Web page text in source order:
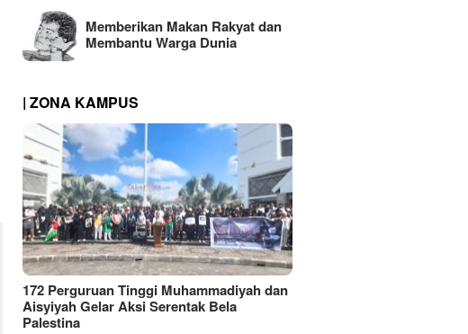
Memberikan Makan Rakyat dan
Membantu Warga Dunia
| ZONA KAMPUS
172 Perguruan Tinggi Muhammadiyah dan
Aisyiyah Gelar Aksi Serentak Bela
Palestina